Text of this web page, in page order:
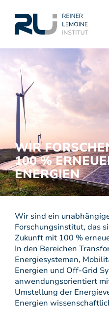
WIR
100 %
ENERGIEN
Wir sind ein
Forschungsinstitut, das
Zukunft mit 100 %
In den Bereichen
Energiesystemen,
Energien und Off-Grid
anwendungsorientiert
Umstellung der
Energien